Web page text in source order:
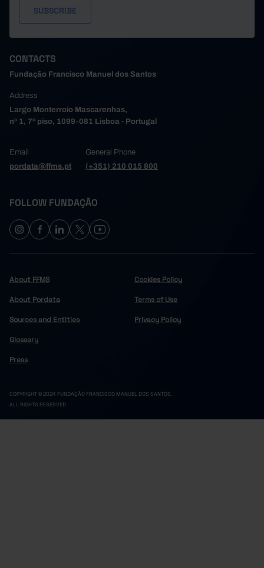
CONTACTS
Fundação Francisco Manuel dos Santos
Address
Largo Monterroio Mascarenhas,
nº 1, 7º piso, 1099-081 Lisboa - Portugal
Email
pordata@ffms.pt
General Phone
(+351) 210 015 800
FOLLOW FUNDAÇÃO
About FFMS
About Pordata
Sources and Entities
Glossary
Press
Cookies Policy
Terms of Use
Privacy Policy
COPYRIGHT © 2024 FUNDAÇÃO FRANCISCO MANUEL DOS SANTOS.
ALL RIGHTS RESERVED